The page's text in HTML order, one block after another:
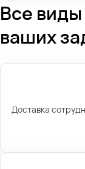
Все
ваших
Доставка